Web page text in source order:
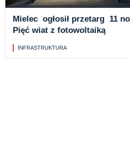
Mielec ogłosił przetarg 11
Pięć wiat z fotowoltaiką
INFRASTRUKTURA